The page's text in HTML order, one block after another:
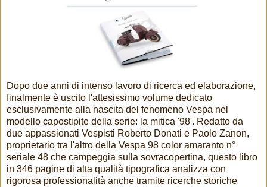
Dopo due anni di intenso lavoro di ricerca ed elaborazione,
finalmente è uscito l'attesissimo volume dedicato
esclusivamente alla nascita del fenomeno Vespa nel
modello capostipite della serie: la mitica '98'. Redatto da
due appassionati Vespisti Roberto Donati e Paolo Zanon,
proprietario tra l'altro della Vespa 98 color amaranto n°
seriale 48 che campeggia sulla sovracopertina, questo libro
in 346 pagine di alta qualità tipografica analizza con
rigorosa professionalità anche tramite ricerche storiche